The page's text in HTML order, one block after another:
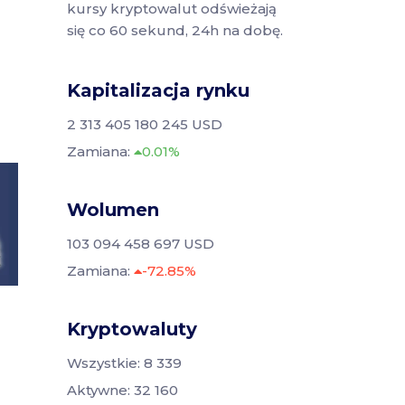
kursy kryptowalut odświeżają
się co 60 sekund, 24h na dobę.
Kapitalizacja rynku
2 313 405 180 245 USD
Zamiana:
0.01%
Wolumen
103 094 458 697 USD
Zamiana:
-72.85%
Kryptowaluty
Wszystkie: 8 339
Aktywne: 32 160